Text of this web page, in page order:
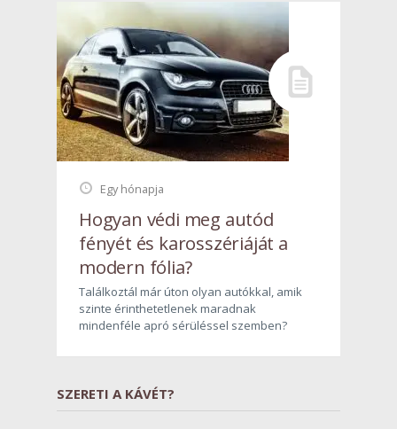
Egy hónapja
Hogyan védi meg autód
fényét és karosszériáját a
modern fólia?
Találkoztál már úton olyan autókkal, amik
szinte érinthetetlenek maradnak
mindenféle apró sérüléssel szemben?
SZERETI A KÁVÉT?